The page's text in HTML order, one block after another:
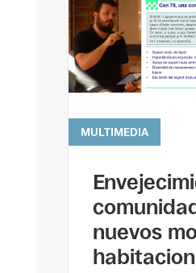
leer más
nuevos
MULTIMEDIA